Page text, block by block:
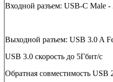
Входной разъем: USB-C Male -
Выходной разъем: USB 3.0 A
USB 3.0 скорость до 5Гбит/с
Обратная совместимость USB